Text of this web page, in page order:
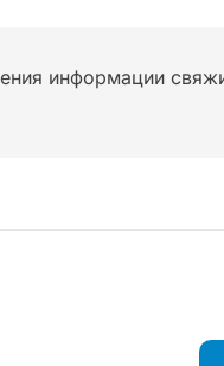
информации